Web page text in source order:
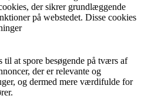
der sikrer grundlæggende
på webstedet. Disse cookies
at spore besøgende på tværs af
der er relevante og
og dermed mere værdifulde for